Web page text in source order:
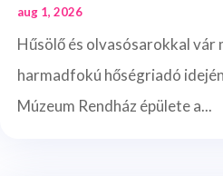
aug 1, 2026
Hűsölő és olvasósarokkal vár
harmadfokú hőségriadó
Múzeum Rendház épülete a...